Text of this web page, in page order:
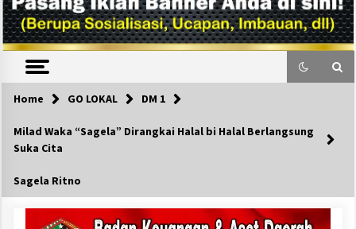
Home GO LOKAL DM 1
Milad Waka “Sagela” Dirangkai Halal bi Halal Berlangsung
Suka Cita
Sagela Ritno